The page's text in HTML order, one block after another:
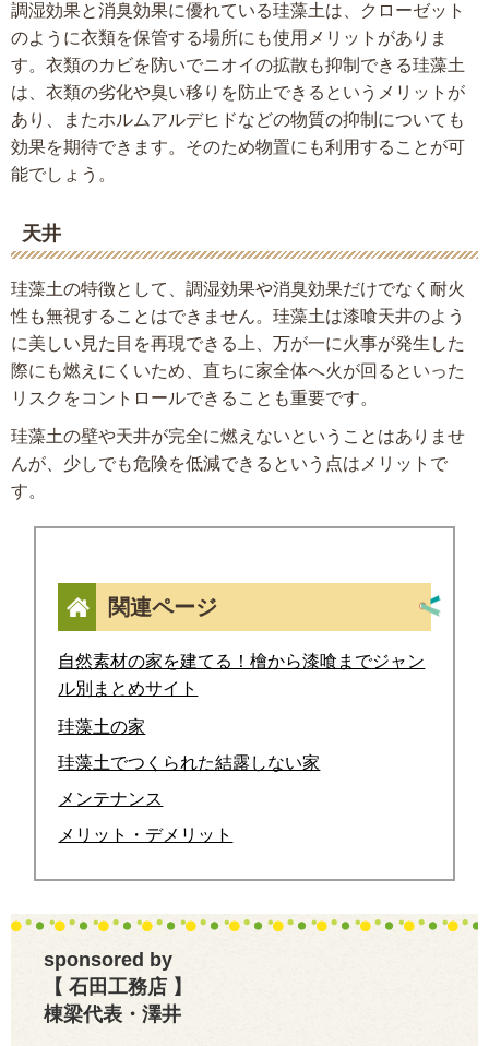
調湿効果と消臭効果に優れている珪藻土は、クローゼット
のように衣類を保管する場所にも使用メリットがありま
す。衣類のカビを防いでニオイの拡散も抑制できる珪藻土
は、衣類の劣化や臭い移りを防止できるというメリットが
あり、またホルムアルデヒドなどの物質の抑制についても
効果を期待できます。そのため物置にも利用することが可
能でしょう。
天井
珪藻土の特徴として、調湿効果や消臭効果だけでなく耐火
性も無視することはできません。珪藻土は漆喰天井のよう
に美しい見た目を再現できる上、万が一に火事が発生した
際にも燃えにくいため、直ちに家全体へ火が回るといった
リスクをコントロールできることも重要です。
珪藻土の壁や天井が完全に燃えないということはありませ
んが、少しでも危険を低減できるという点はメリットで
す。
関連ページ
自然素材の家を建てる！檜から漆喰までジャン
ル別まとめサイト
珪藻土の家
珪藻土でつくられた結露しない家
メンテナンス
メリット・デメリット
sponsored by
【 石田工務店 】
棟梁代表・澤井